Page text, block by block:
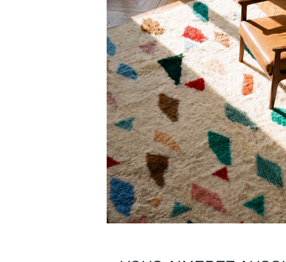
charge.
Nous pouvons vous recommander des
Besoin de plus de conseils ?
Consultez notreguide complet d’entretien
Une question ?Contactez-nous, on vous